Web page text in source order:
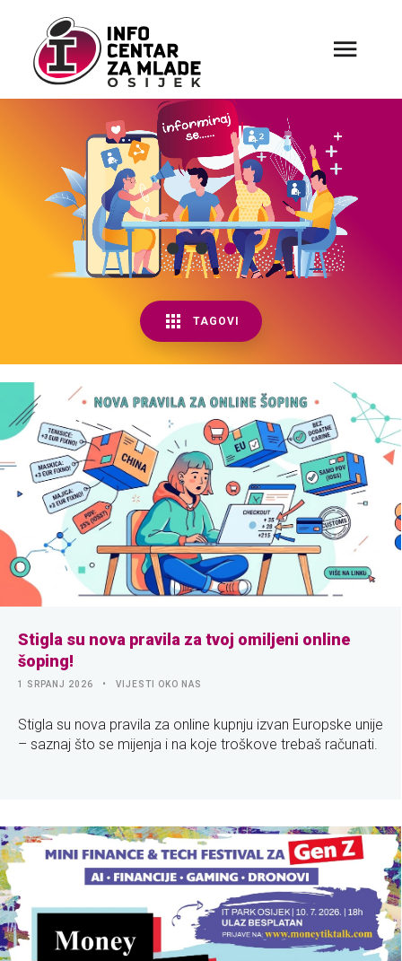
TAGOVI
Stigla su nova pravila za tvoj omiljeni online
šoping!
1 SRPANJ 2026 VIJESTI OKO NAS
Stigla su nova pravila za online kupnju izvan Europske unije
– saznaj što se mijenja i na koje troškove trebaš računati.